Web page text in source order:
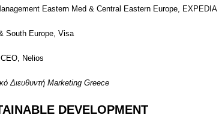
Eastern Med & Central Eastern Europe, EXPEDIA
South Europe, Visa
Nelios
Διευθυντή Marketing Greece
DEVELOPMENT